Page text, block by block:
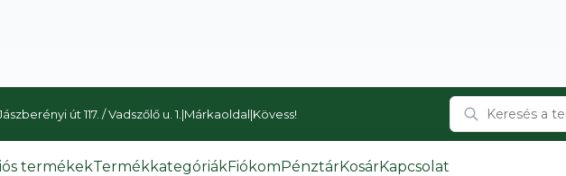
út 117. / Vadszőlő u. 1. |Márkaoldal|Kövess!
termékekTermékkategóriákFiókomPénztárKosárKapcsolat